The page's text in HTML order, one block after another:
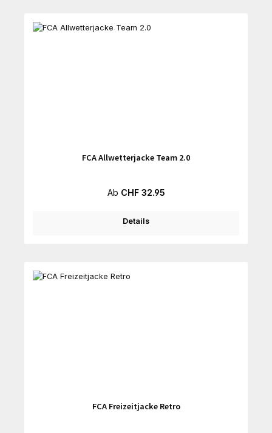
FCA Allwetterjacke Team 2.0
Regulärer Preis:
Ab CHF 32.95
Details
FCA Freizeitjacke Retro